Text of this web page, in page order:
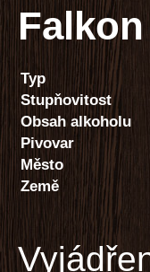
Typ
Stupňovitost
Obsah alkoholu
Pivovar
Město
Země